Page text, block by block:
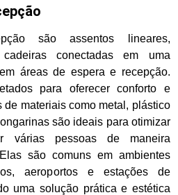
são assentos lineares,
conectadas em uma
áreas de espera e recepção.
para oferecer conforto e
materiais como metal, plástico
são ideais para otimizar
várias pessoas de maneira
são comuns em ambientes
aeroportos e estações de
uma solução prática e estética